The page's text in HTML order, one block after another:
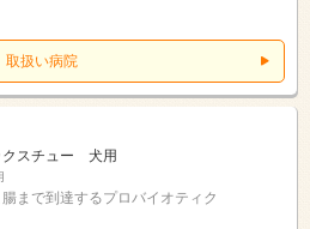
取扱い病院
クスチュー 犬用
まで到達するプロバイオティク